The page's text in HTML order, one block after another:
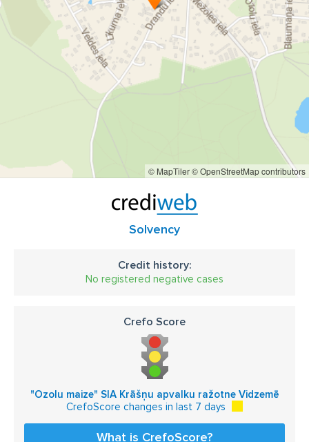
© MapTiler© OpenStreetMap contributors
Solvency
Credit history:
No registered negative cases
Crefo Score
"Ozolu maize" SIA Krāšņu apvalku ražotne Vidzemē
CrefoScore changes in last 7 days
What is CrefoScore?